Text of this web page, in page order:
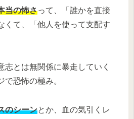
当の怖さって、「誰かを直接
くて、「他人を使って支配す
志とは無関係に暴走していく
恐怖の極み。
のシーンとか、血の気引くレ